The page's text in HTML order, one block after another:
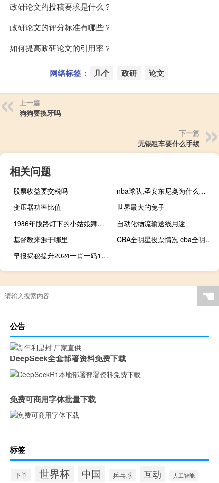
政研论文的投稿要求是什么？
政研论文的评分标准有哪些？
如何提高政研论文的引用率？
网络标签： 几个 政研 论文
上一篇
狗狗要换牙吗
下一篇
无锡租车要什么手续
相关问题
股票收益要交税吗
nba球队,圣安东尼奥为什么叫马刺 圣安东尼奥马刺队消息
变压器功率比值
世界最大的兔子
1986年版路灯下的小姑娘舞娘原唱 路灯下的小姑娘广场舞
自动化物流输送线用途
基督教来源于哪里
CBA全明星投票情况 cba全明星怎么投票
早报揭秘提升2024一肖一码100,五月精选解释落实_app14.40.54
☚
公告
DeepSeek全套部署资料免费下载
免费可商用字体批量下载
标签
下单 世界杯 中国 乒乓球 互动 人工智能